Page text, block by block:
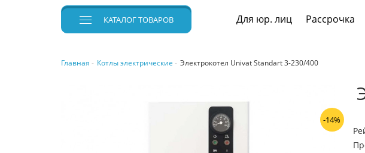
КАТАЛОГТОВАРОВ Для юр. лиц Рассрочка
Главная Котлы электрические Электрокотел Univat Standart 3-230/400
-14%